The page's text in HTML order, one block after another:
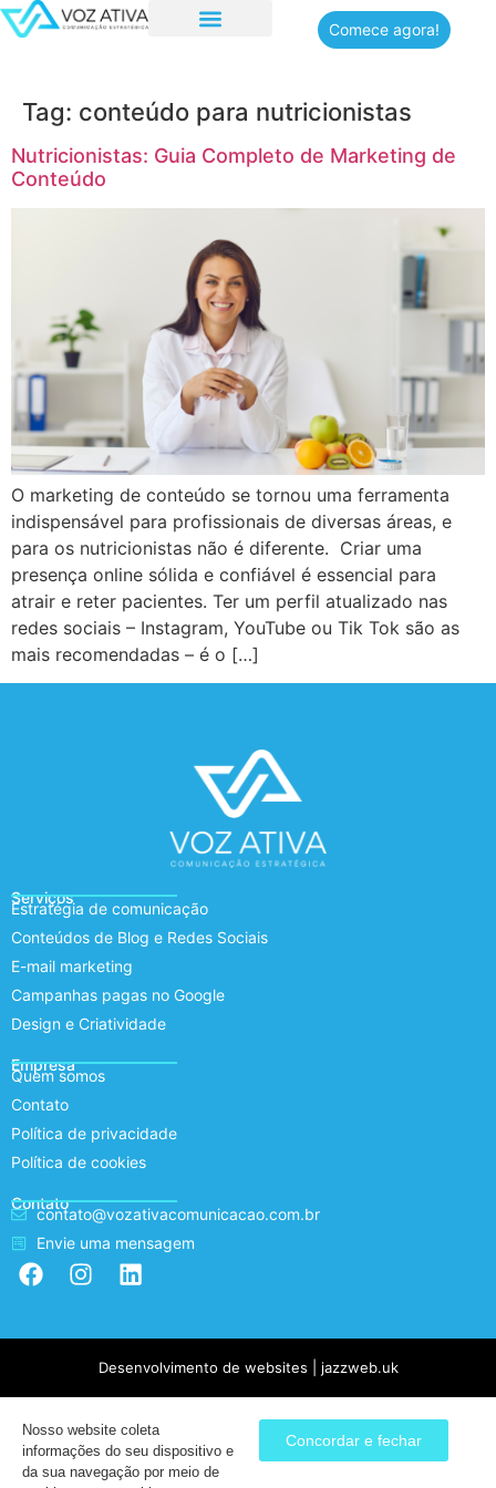
Comece agora!
Tag: conteúdo para nutricionistas
Nutricionistas: Guia Completo de Marketing de
Conteúdo
O marketing de conteúdo se tornou uma ferramenta
indispensável para profissionais de diversas áreas, e
para os nutricionistas não é diferente. Criar uma
presença online sólida e confiável é essencial para
atrair e reter pacientes. Ter um perfil atualizado nas
redes sociais – Instagram, YouTube ou Tik Tok são as
mais recomendadas – é o […]
Serviços
Estratégia de comunicação
Conteúdos de Blog e Redes Sociais
E-mail marketing
Campanhas pagas no Google
Design e Criatividade
Empresa
Quem somos
Contato
Política de privacidade
Política de cookies
Contato
contato@vozativacomunicacao.com.br
Envie uma mensagem
Desenvolvimento de websites | jazzweb.uk
Nosso website coleta
informações do seu dispositivo e
da sua navegação por meio de
Concordar e fechar